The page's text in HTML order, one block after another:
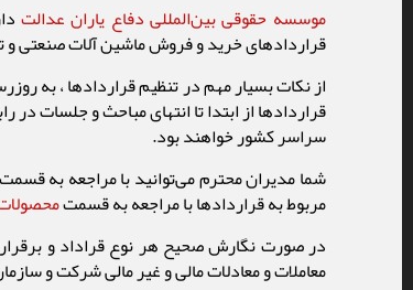
موسسه حقوقی بین‌المللی دفاع یاران عدالت
قراردادهای خرید و فروش ماشین آلات صنعتی و
از نکات بسیار مهم در تنظیم قراردادها ، به
قراردادها از ابتدا تا انتهای مباحث و جلسات
سراسر کشور خواهند بود.
شما مدیران محترم می‌توانید با مراجعه به
مربوط به قراردادها با مراجعه به قسمت
در صورت نگارش صحیح هر نوع قراداد و
معاملات و معادلات مالی و غیر مالی شرکت و